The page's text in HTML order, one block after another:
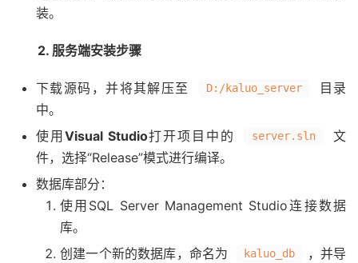
装。
2. 服务端安装步骤
下载源码，并将其解压至 D:/kaluo_server
目录
中。
使用Visual Studio打开项目中的 server.sln
文
件，选择“Release”模式进行编译。
数据库部分：
使用SQL Server Management Studio连接数据
库。
创建一个新的数据库，命名为
kaluo_db
，并导